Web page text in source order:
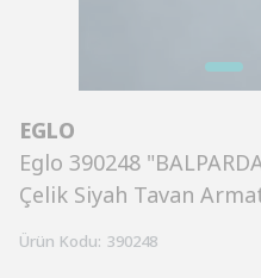
EGLO
Eglo 390248
Çelik Siyah Tavan
Ürün Kodu: 390248